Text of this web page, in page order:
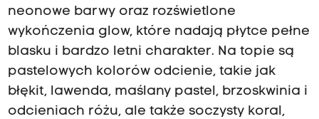
neonowe barwy oraz rozświetlone
wykończenia glow, które nadają płytce pełne
blasku i bardzo letni charakter. Na topie są
pastelowych kolorów odcienie, takie jak
błękit, lawenda, maślany pastel, brzoskwinia i
odcieniach różu, ale także soczysty koral,